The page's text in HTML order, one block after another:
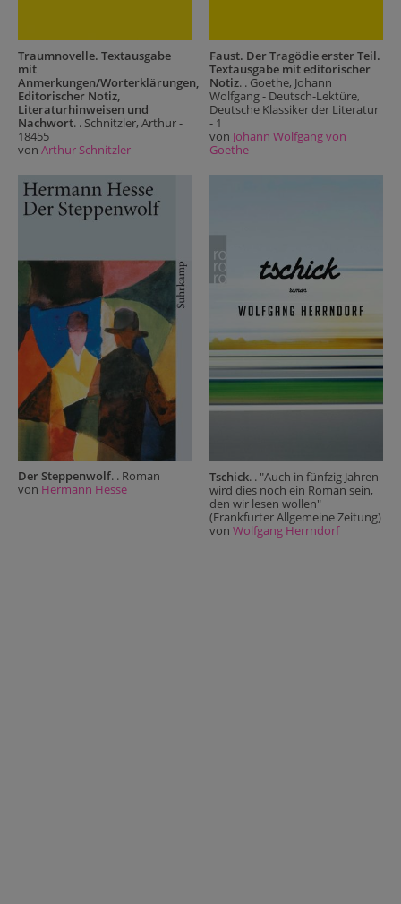
Traumnovelle. Textausgabe
mit
Anmerkungen/Worterklärungen,
Editorischer Notiz,
Literaturhinweisen und
Nachwort. . Schnitzler, Arthur -
18455
von Arthur Schnitzler
Faust. Der Tragödie erster Teil.
Textausgabe mit editorischer
Notiz. . Goethe, Johann
Wolfgang - Deutsch-Lektüre,
Deutsche Klassiker der Literatur
- 1
von Johann Wolfgang von
Goethe
Der Steppenwolf. . Roman
von Hermann Hesse
Tschick. . "Auch in fünfzig Jahren
wird dies noch ein Roman sein,
den wir lesen wollen"
(Frankfurter Allgemeine Zeitung)
von Wolfgang Herrndorf